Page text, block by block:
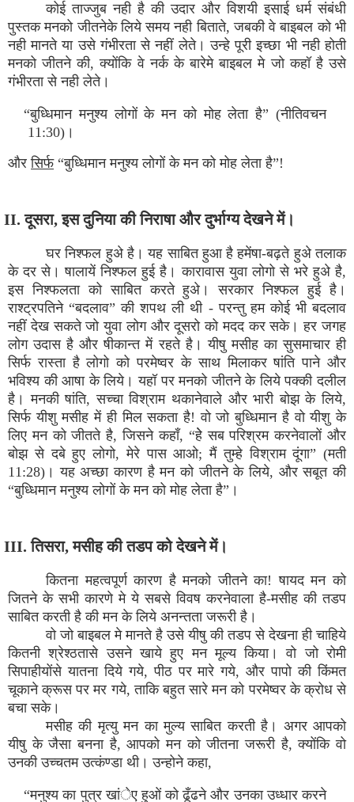
कोई ताज्जुब नही है की उदार और विशयी इसाई धर्म संबंधी
पुस्तक मनको जीतनेके लिये समय नही बिताते, जबकी वे बाइबल को भी
नही मानते या उसे गंभीरता से नहीं लेते। उन्हे पूरी इच्छा भी नही होती
मनको जीतने की, क्योंकि वे नर्क के बारेमे बाइबल मे जो कहॉ है उसे
गंभीरता से नही लेते।
“बुध्धिमान मनुश्य लोगों के मन को मोह लेता है” (नीतिवचन
11:30)।
औरसिर्फ“बुध्धिमान मनुश्य लोगों के मन को मोह लेता है”!
II. दूसरा, इस दुनिया की निराषा और दुर्भाग्य देखने में।
घर निश्फल हुअे है। यह साबित हुआ है हमेंषा-बढ़ते हुअे तलाक
के दर से। षालायें निश्फल हुई है। कारावास युवा लोगो से भरे हुअे है,
इस निश्फलता को साबित करते हुअे। सरकार निश्फल हुई है।
राश्ट्रपतिने “बदलाव” की शपथ ली थी - परन्तु हम कोई भी बदलाव
नहीं देख सकते जो युवा लोग और दूसरो को मदद कर सके। हर जगह
लोग उदास है और षीकान्त में रहते है। यीषु मसीह का सुसमाचार ही
सिर्फ रास्ता है लोगो को परमेष्वर के साथ मिलाकर षांति पाने और
भविश्य की आषा के लिये। यहॉ पर मनको जीतने के लिये पक्की दलील
है। मनकी षांति, सच्चा विश्राम थकानेवाले और भारी बोझ के लिये,
सिर्फ यीशु मसीह में ही मिल सकता है! वो जो बुध्धिमान है वो यीशु के
लिए मन को जीतते है, जिसने कहाँ, “हेे सब परिश्रम करनेवालों और
बोझ से दबे हुए लोगो, मेरे पास आओ; मैं तुम्हे विश्राम दूंगा” (मती
11:28)। यह अच्छा कारण है मन को जीतने के लिये, और सबूत की
“बुध्धिमान मनुश्य लोगों के मन को मोह लेता है”।
III. तिसरा, मसीह की तडप को देखने में।
कितना महत्वपूर्ण कारण है मनको जीतने का! षायद मन को
जितने के सभी कारणे मे ये सबसे विवष करनेवाला है-मसीह की तडप
साबित करती है की मन के लिये अनन्तता जरूरी है।
वो जो बाइबल मे मानते है उसे यीषु की तडप से देखना ही चाहिये
कितनी श्रेश्ठतासे उसने खाये हुए मन मूल्य किया। वो जो रोमी
सिपाहीयोंसे यातना दिये गये, पीठ पर मारे गये, और पापो की किंमत
चूकाने क्रूस पर मर गये, ताकि बहुत सारे मन को परमेष्वर के क्रोध से
बचा सके।
मसीह की मृत्यु मन का मुल्य साबित करती है। अगर आपको
यीषु के जैसा बनना है, आपको मन को जीतना जरूरी है, क्योंकि वो
उनकी उच्चतम उत्कंण्डा थी। उन्होने कहा,
“मनुश्य का पुत्र खांेए हुओं को ढूँढने और उनका उध्धार करने